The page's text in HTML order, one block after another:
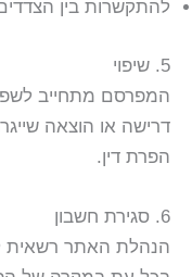
להתקשרות בין
5. שיפוי
המפרסם מתחייב
דרישה או הוצאה
הפרת דין.
6. סגירת חשבון
הנהלת האתר רשאית